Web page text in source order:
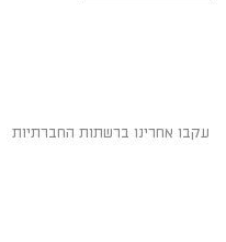
עקבו אחרינו ברשתות החברתיות